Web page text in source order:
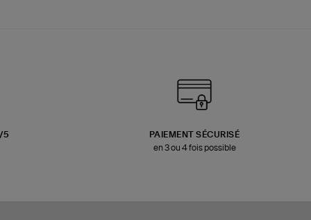
5
PAIEMENT SÉCURISÉ
en 3 ou 4 fois possible